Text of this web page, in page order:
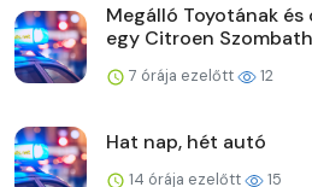
Megálló Toyotának
egy Citroen
7 órája ezelőtt 12
Hat nap, hét autó
14 órája ezelőtt 15